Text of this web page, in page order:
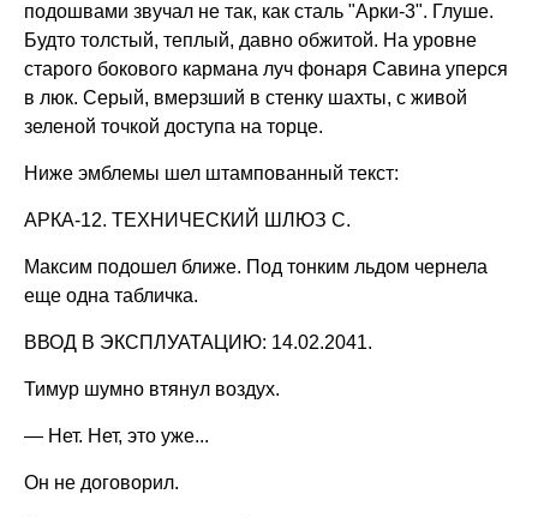
подошвами звучал не так, как сталь "Арки-3". Глуше.
Будто толстый, теплый, давно обжитой. На уровне
старого бокового кармана луч фонаря Савина уперся
в люк. Серый, вмерзший в стенку шахты, с живой
зеленой точкой доступа на торце.
Ниже эмблемы шел штампованный текст:
АРКА-12. ТЕХНИЧЕСКИЙ ШЛЮЗ C.
Максим подошел ближе. Под тонким льдом чернела
еще одна табличка.
ВВОД В ЭКСПЛУАТАЦИЮ: 14.02.2041.
Тимур шумно втянул воздух.
— Нет. Нет, это уже...
Он не договорил.